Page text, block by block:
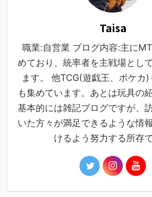
Taisa
職業:自営業 ブログ内容:主に
めており、統率者を主戦場とし
ます。 他TCG(遊戯王、ポケカ)
も集めています。あとは玩具の
基本的には雑記ブログですが、
いた方々が満足できるような情
けるよう努力する所存で